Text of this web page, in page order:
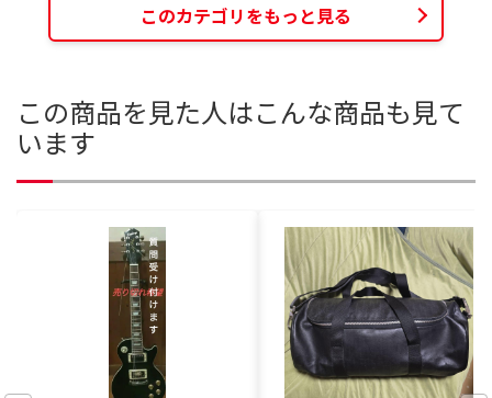
このカテゴリをもっと見る
この商品を見た人はこんな商品も見て
います